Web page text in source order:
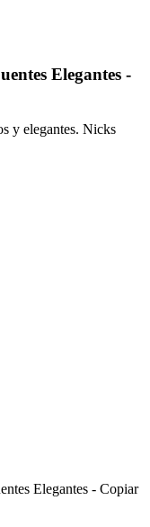
Elegantes -
y elegantes. Nicks
Elegantes - Copiar